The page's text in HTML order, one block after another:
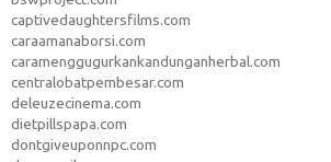
captivedaughtersfilms.com
caraamanaborsi.com
caramenggugurkankandunganherbal.com
centralobatpembesar.com
deleuzecinema.com
dietpillspapa.com
dontgiveuponnpc.com